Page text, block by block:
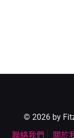
© 2026 by
聯絡我們
關於